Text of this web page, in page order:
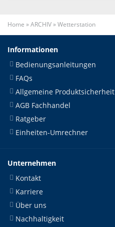
Home »ARCHIV»Wetterstation
Informationen
Bedienungsanleitungen
FAQs
Allgemeine Produktsicherheit
AGB Fachhandel
Ratgeber
Einheiten-Umrechner
Unternehmen
Kontakt
Karriere
Über uns
Nachhaltigkeit